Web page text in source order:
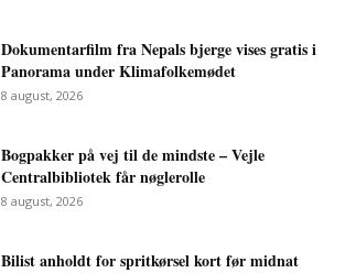
Dokumentarfilm fra Nepals bjerge vises gratis i
Panorama under Klimafolkemødet
8 august, 2026
Bogpakker på vej til de mindste – Vejle
Centralbibliotek får nøglerolle
8 august, 2026
Bilist anholdt for spritkørsel kort før midnat